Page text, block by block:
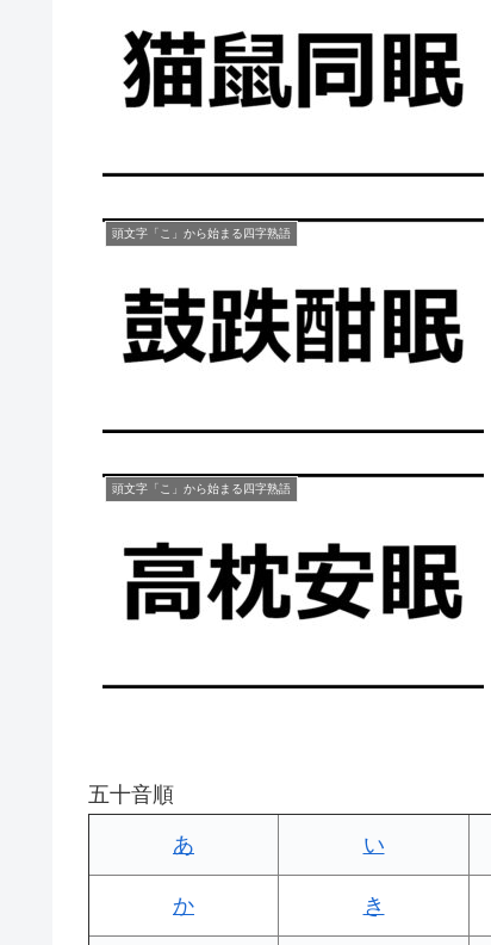
頭文字「こ」から始まる四字熟語
頭文字「こ」から始まる四字熟語
五十音順
あ い
か き